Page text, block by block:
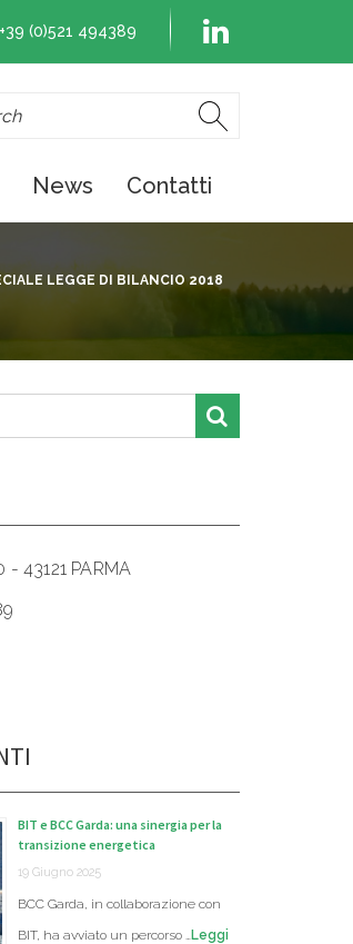
+39 (0)521 494389
News Contatti
LEGGE DI BILANCIO 2018
- 43121 PARMA
BIT e BCC Garda: una sinergia per la
transizione energetica
19 Giugno 2025
BCC Garda, in collaborazione con
BIT, ha avviato un percorso …Leggi